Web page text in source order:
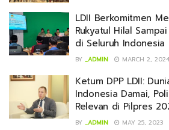
LDII Berkomitmen
Rukyatul Hilal
di Seluruh Indonesia
BY _ADMIN MARCH 2, 2024
Ketum DPP LDII:
Indonesia Damai,
Relevan di Pilpres
BY _ADMIN MAY 25, 2023